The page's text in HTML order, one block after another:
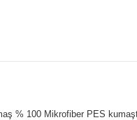
% 100 Mikrofiber PES